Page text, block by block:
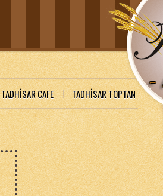
TADHİSAR CAFE TADHİSAR TOPTAN